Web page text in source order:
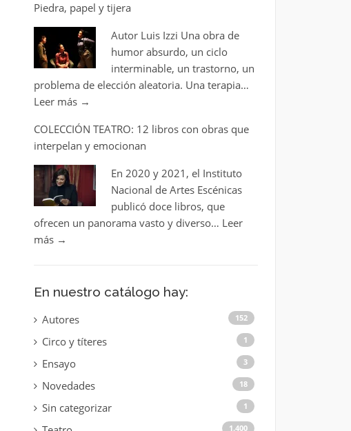
Piedra, papel y tijera
Autor Luis Izzi Una obra de
humor absurdo, un ciclo
interminable, un trastorno, un
problema de elección aleatoria. Una terapia…
Leer más →
COLECCIÓN TEATRO: 12 libros con obras que
interpelan y emocionan
En 2020 y 2021, el Instituto
Nacional de Artes Escénicas
publicó doce libros, que
ofrecen un panorama vasto y diverso… Leer
más →
En nuestro catálogo hay:
Autores 152
Circo y títeres 1
Ensayo 3
Novedades 18
Sin categorizar 1
1.400